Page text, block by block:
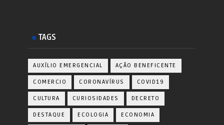
TAGS
AUXÍLIO EMERGENCIAL AÇÃO BENEFICENTE
COMERCIO CORONAVÍRUS COVID19
CULTURA CURIOSIDADES DECRETO
DESTAQUE ECOLOGIA ECONOMIA